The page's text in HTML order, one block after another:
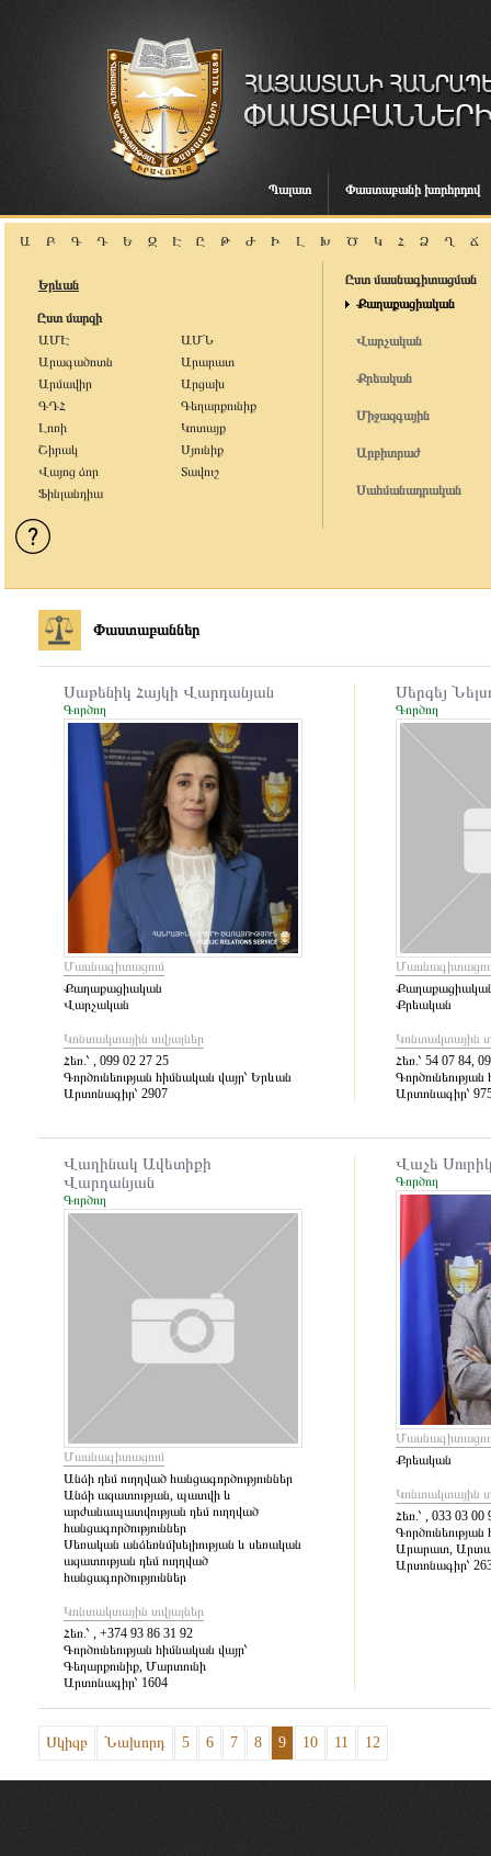
Պալատ Փաստաբանի խորհրդով
Ա Բ Գ Դ Ե Զ Է Ը Թ Ժ Ի Լ Խ Ծ Կ Հ Ձ Ղ Ճ
Երևան
Ըստ մարզի
ԱՄԷ
ԱՄՆ
Արագածոտն
Արարատ
Արմավիր
Արցախ
ԳԴՀ
Գեղարքունիք
Լոռի
Կոտայք
Շիրակ
Սյունիք
Վայոց ձոր
Տավուշ
Ֆինլանդիա
Ըստ մասնագիտացման
Քաղաքացիական
Վարչական
Քրեական
Միջազգային
Արբիտրաժ
Սահմանադրական
Փաստաբաններ
Սաթենիկ Հայկի Վարդանյան
Գործող
Մասնագիտացում
Քաղաքացիական
Վարչական
Կոնտակտային տվյալներ
Հեռ.՝ , 099 02 27 25
Գործունեության հիմնական վայր՝ Երևան
Արտոնագիր՝ 2907
Սերգեյ
Գործող
Քրեական
Կոնտակտային
Հեռ.՝ 54 07 84,
Արտոնագիր՝
Վաղինակ Ավետիքի
Վարդանյան
Գործող
Մասնագիտացում
Անձի դեմ ուղղված հանցագործություններ
Անձի ազատության, պատվի և
արժանապատվության դեմ ուղղված
հանցագործություններ
Սեռական անձեռնմխելիության և սեռական
ազատության դեմ ուղղված
հանցագործություններ
Կոնտակտային տվյալներ
Հեռ.՝ , +374 93 86 31 92
Գործունեության հիմնական վայր՝
Գեղարքունիք, Մարտունի
Արտոնագիր՝ 1604
Վաչե
Գործող
Քրեական
Կոնտակտային
Հեռ.՝ , 033 03 00
Արարատ,
Արտոնագիր՝
Սկիզբ Նախորդ 5 6 7 8 9 10 11 12